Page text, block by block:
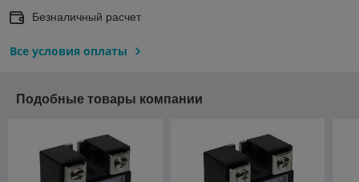
Безналичный расчет
Все условия оплаты
Подобные товары компании